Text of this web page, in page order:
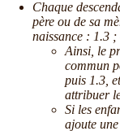
Chaque
père ou de sa
naissance : 1.3 ;
Ainsi, le
commun
puis 1.3,
attribuer
Si les
ajoute